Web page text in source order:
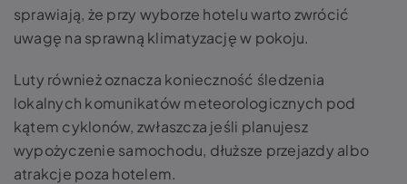
sprawiają, że przy wyborze hotelu warto zwrócić
uwagę na sprawną klimatyzację w pokoju.
Luty również oznacza konieczność śledzenia
lokalnych komunikatów meteorologicznych pod
kątem cyklonów, zwłaszcza jeśli planujesz
wypożyczenie samochodu, dłuższe przejazdy albo
atrakcje poza hotelem.